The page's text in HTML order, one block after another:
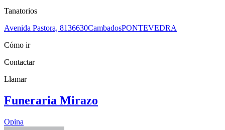
Tanatorios
Avenida Pastora, 8136630CambadosPONTEVEDRA
Cómo ir
Contactar
Llamar
Funeraria Mirazo
Opina